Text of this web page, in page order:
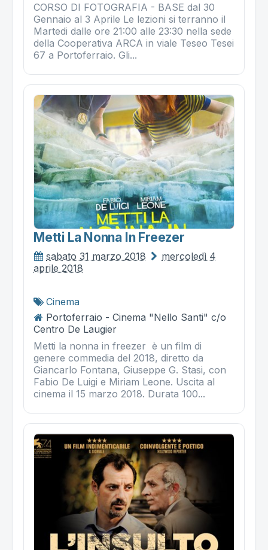
CORSO DI FOTOGRAFIA - BASE dal 30
Gennaio al 3 Aprile Le lezioni si terranno il
Martedi dalle ore 21:00 alle 23:30 nella sede
della Cooperativa ARCA in viale Teseo Tesei
67 a Portoferraio. Gli...
Metti La Nonna In Freezer
sabato 31 marzo 2018
mercoledì 4
aprile 2018
Cinema
Portoferraio - Cinema "Nello Santi" c/o
Centro De Laugier
Metti la nonna in freezer è un film di
genere commedia del 2018, diretto da
Giancarlo Fontana, Giuseppe G. Stasi, con
Fabio De Luigi e Miriam Leone. Uscita al
cinema il 15 marzo 2018. Durata 100...